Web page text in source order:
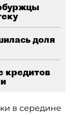
доля
кредитов
в середине